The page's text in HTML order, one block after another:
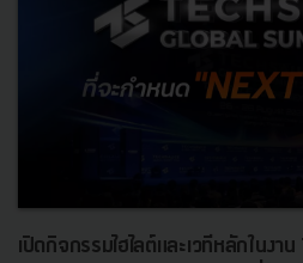
เปิดกิจกรรมไฮไลต์และเวทีหลักในง